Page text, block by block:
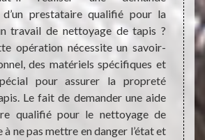
d’un prestataire qualifié pour la
travail de nettoyage de tapis ?
opération nécessite un savoir-
des matériels spécifiques et
pour assurer la propreté
Le fait de demander une aide
qualifié pour le nettoyage de
à ne pas mettre en danger l’état et
Les
pour